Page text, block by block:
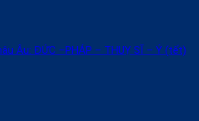
Âu: ĐỨC –PHÁP – THUỴ SĨ – Ý (tết)